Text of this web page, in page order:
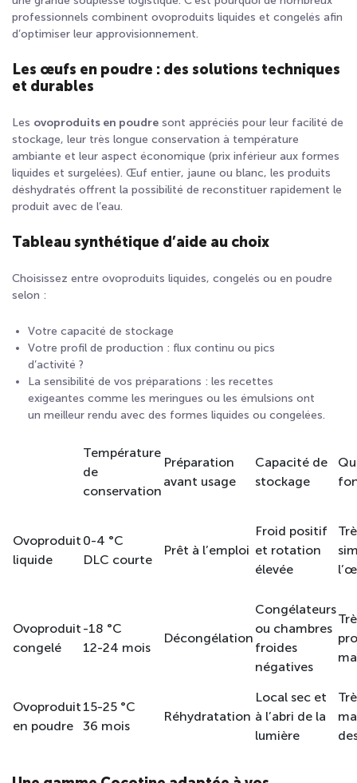
professionnels combinent ovoproduits liquides et congelés afin
d’optimiser leur approvisionnement.
Les œufs en poudre : des solutions techniques
et durables
Les ovoproduits en poudre sont appréciés pour leur facilité de
stockage, leur très longue conservation à température
ambiante et leur aspect économique (prix inférieur aux formes
liquides et surgelées). Œuf entier, jaune ou blanc, les produits
déshydratés offrent la possibilité de reconstituer rapidement le
produit avec de l’eau.
Tableau synthétique d’aide au choix
Choisissez entre ovoproduits liquides, congelés ou en poudre
selon :
Votre capacité de stockage
Votre profil de production : flux continu ou pics
d’activité ?
La sensibilité de vos préparations : les recettes
exigeantes comme les meringues ou les émulsions ont
un meilleur rendu avec des formes liquides ou congelées.
Température
de
conservation
Préparation
avant usage
Capacité de
stockage
Ovoproduit
liquide
0-4 °C
DLC courte
Prêt à l’emploi
Froid positif
et rotation
élevée
Ovoproduit
congelé
-18 °C
12-24 mois
Décongélation
Congélateurs
ou chambres
froides
négatives
Ovoproduit
en poudre
15-25 °C
36 mois
Réhydratation
Local sec et
à l’abri de la
lumière